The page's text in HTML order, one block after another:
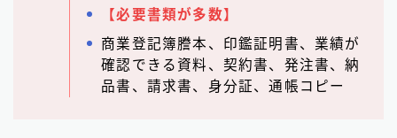
【必要書類が多数】
商業登記簿謄本、印鑑証明書、業績が
確認できる資料、契約書、発注書、納
品書、請求書、身分証、通帳コピー